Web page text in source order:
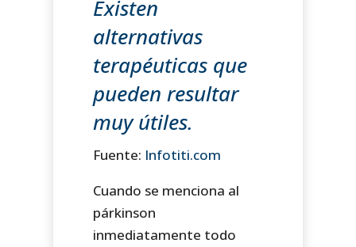
Existen
alternativas
terapéuticas que
pueden resultar
muy útiles.
Fuente: Infotiti.com
Cuando se menciona al
párkinson
inmediatamente todo